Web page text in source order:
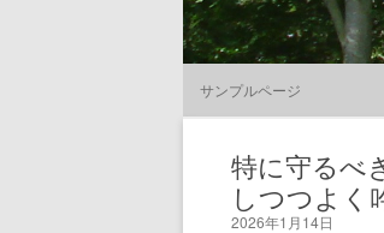
サンプルページ
特に守るべ
しつつよく
2026年1月14日